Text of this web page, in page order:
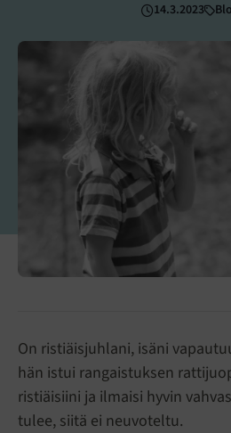
14.3.2023
On ristiäisjuhlani, isäni
hän istui rangaistuksen
ristiäisiini ja ilmaisi hyvin
tulee, siitä ei neuvoteltu.